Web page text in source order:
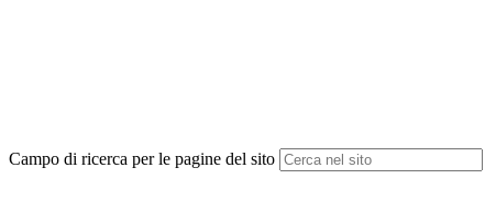
Campo di ricerca per le pagine del sito